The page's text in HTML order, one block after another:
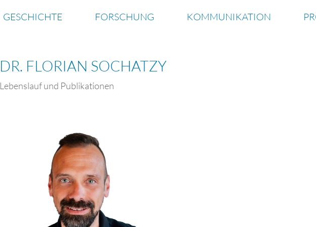
GESCHICHTE FORSCHUNG KOMMUNIKATION
DR. FLORIAN SOCHATZY
Lebenslauf und Publikationen